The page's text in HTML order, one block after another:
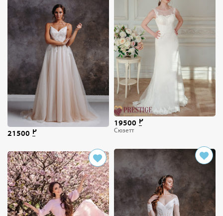
21500
19500
Сюзетт